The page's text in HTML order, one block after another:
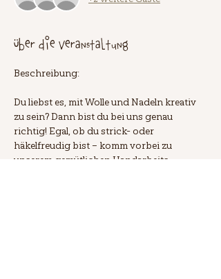
Über die Veranstaltung
Beschreibung:
Du liebst es, mit Wolle und Nadeln kreativ
zu sein? Dann bist du bei uns genau
richtig! Egal, ob du strick- oder
häkelfreudig bist – komm vorbei zu
unserem gemütlichen Handarbeits-